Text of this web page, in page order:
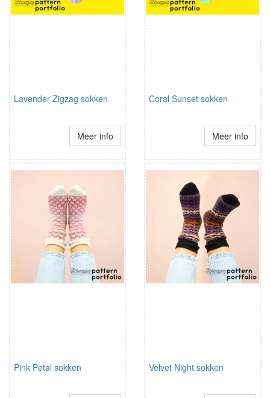
Lavender Zigzag sokken
Meer info
Coral Sunset sokken
Meer info
Pink Petal sokken Velvet Night sokken